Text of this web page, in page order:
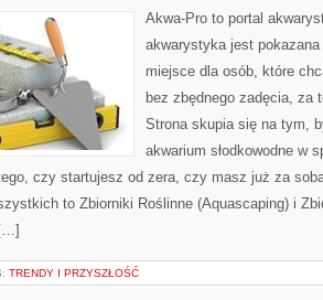
Akwa-Pro to portal
akwarystyka jest
miejsce dla osób, które
bez zbędnego zadęcia, za
Strona skupia się na tym,
akwarium słodkowodne w
czy startujesz od zera, czy masz już za
to Zbiorniki Roślinne (Aquascaping) i
TRENDY I PRZYSZŁOŚĆ